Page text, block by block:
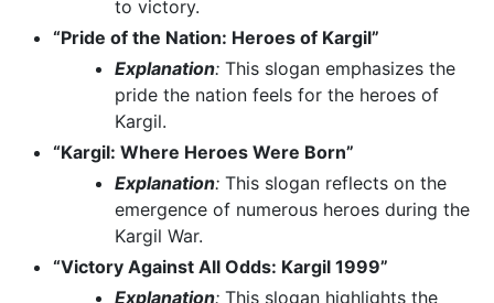
to victory.
“Pride of the Nation: Heroes of Kargil”
Explanation: This slogan emphasizes the
pride the nation feels for the heroes of
Kargil.
“Kargil: Where Heroes Were Born”
Explanation: This slogan reflects on the
emergence of numerous heroes during the
Kargil War.
“Victory Against All Odds: Kargil 1999”
Explanation: This slogan highlights the